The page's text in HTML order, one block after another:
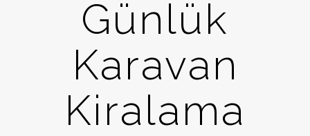
Günlük
Karavan
Kiralama